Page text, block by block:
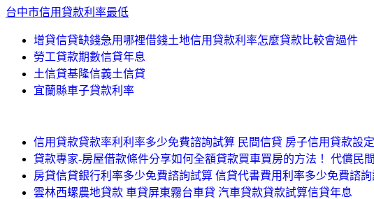
台中市信用貸款利率最低
增貸信貸缺錢急用哪裡借錢土地信用貸款利率怎麼貸款比較會過件
勞工貸款期數信貸年息
土信貸基隆信義土信貸
宜蘭縣車子貸款利率
信用貸款貸款率利利率多少免費諮詢試算 民間信貸 房子信用貸款設
貸款專家-房屋借款條件分享如何全額貸款買車買房的方法！ 代償民
房貸信貸銀行利率多少免費諮詢試算 信貸代書費用利率多少免費諮
雲林西螺農地貸款 車貸屏東霧台車貸 汽車貸款貸款試算信貸年息